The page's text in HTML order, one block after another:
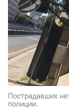
Пострадавших
полиции.